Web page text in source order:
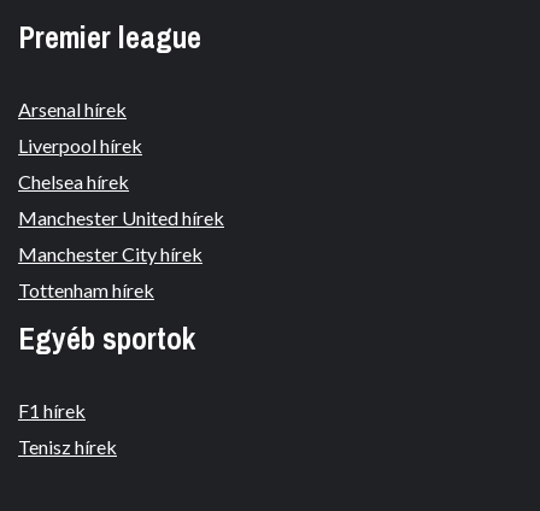
Premier league
Arsenal hírek
Liverpool hírek
Chelsea hírek
Manchester United hírek
Manchester City hírek
Tottenham hírek
Egyéb sportok
F1 hírek
Tenisz hírek